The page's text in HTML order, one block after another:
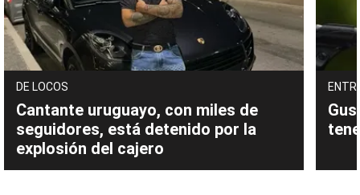
DE LOCOS
Cantante uruguayo, con miles de
seguidores, está detenido por la
explosión del cajero